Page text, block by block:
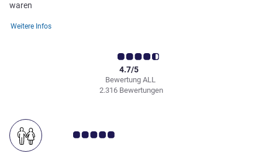
waren
Weitere Infos
Bewertung ALL
4.7/5
2.316 Bewertungen
Note Kundenmeinungen 5.0/5